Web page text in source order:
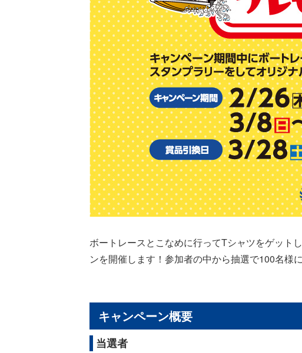
ボートレースとこなめに行ってTシャツをゲット
ンを開催します！参加者の中から抽選で100名様
キャンペーン概要
当選者